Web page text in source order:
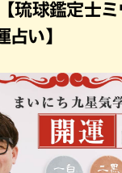
琉球鑑定士ミ
占い】